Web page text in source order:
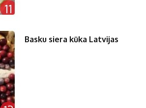
11
Basku siera kūka Latvijas